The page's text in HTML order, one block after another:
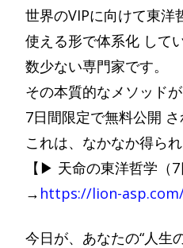
世界のVIPに向けて東洋
使える形で体系化 して
数少ない専門家です。
その本質的なメソッド
7日間限定で無料公開 さ
これは、なかなか得ら
【▶ 天命の東洋哲学（7
→ https://lion-
今日が、あなたの“人生